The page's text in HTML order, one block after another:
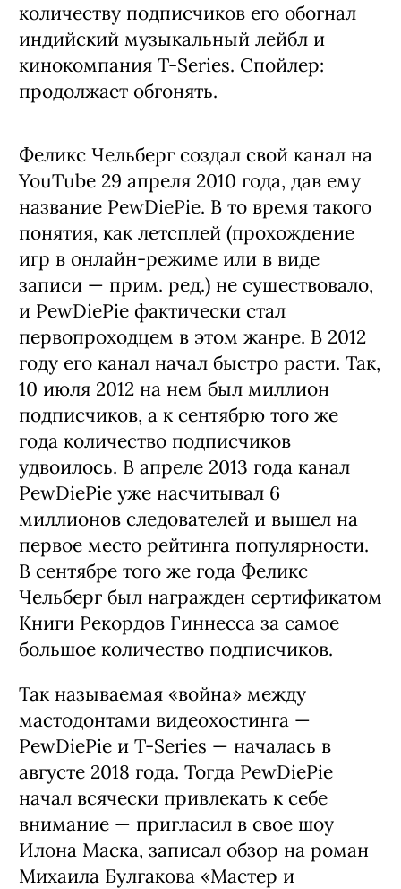
количеству подписчиков его обогнал
индийский музыкальный лейбл и
кинокомпания T-Series. Спойлер:
продолжает обгонять.
Феликс Чельберг создал свой канал на
YouTube 29 апреля 2010 года, дав ему
название PewDiePie. В то время такого
понятия, как летсплей (прохождение
игр в онлайн-режиме или в виде
записи — прим. ред.) не существовало,
и PewDiePie фактически стал
первопроходцем в этом жанре. В 2012
году его канал начал быстро расти. Так,
10 июля 2012 на нем был миллион
подписчиков, а к сентябрю того же
года количество подписчиков
удвоилось. В апреле 2013 года канал
PewDiePie уже насчитывал 6
миллионов следователей и вышел на
первое место рейтинга популярности.
В сентябре того же года Феликс
Чельберг был награжден сертификатом
Книги Рекордов Гиннесса за самое
большое количество подписчиков.
Так называемая «война» между
мастодонтами видеохостинга —
PewDiePie и T-Series — началась в
августе 2018 года. Тогда PewDiePie
начал всячески привлекать к себе
внимание — пригласил в свое шоу
Илона Маска, записал обзор на роман
Михаила Булгакова «Мастер и